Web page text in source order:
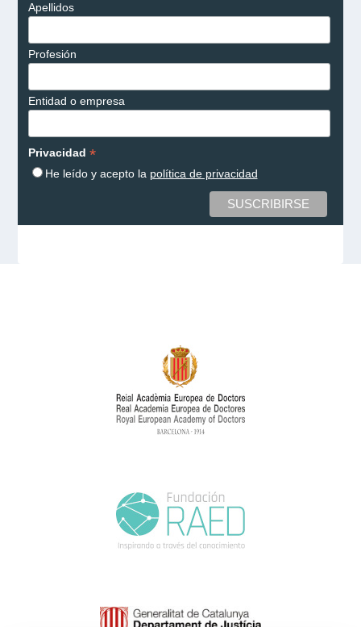
Apellidos
Profesión
Entidad o empresa
Privacidad *
He leído y acepto la política de privacidad